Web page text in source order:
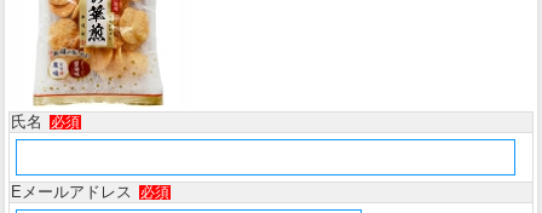
氏名 必須
Eメールアドレス 必須